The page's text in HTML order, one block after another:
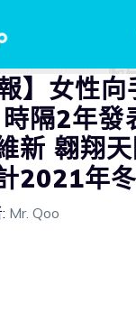
】女性
隔2年發
新 翱翔
2021年
Mr. Qoo